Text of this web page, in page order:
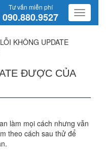
Tư vấn miễn phí
090.880.9527
KHÔNG UPDATE
ĐƯỢC CỦA
làm mọi cách nhưng vẫn
theo cách sau thử để